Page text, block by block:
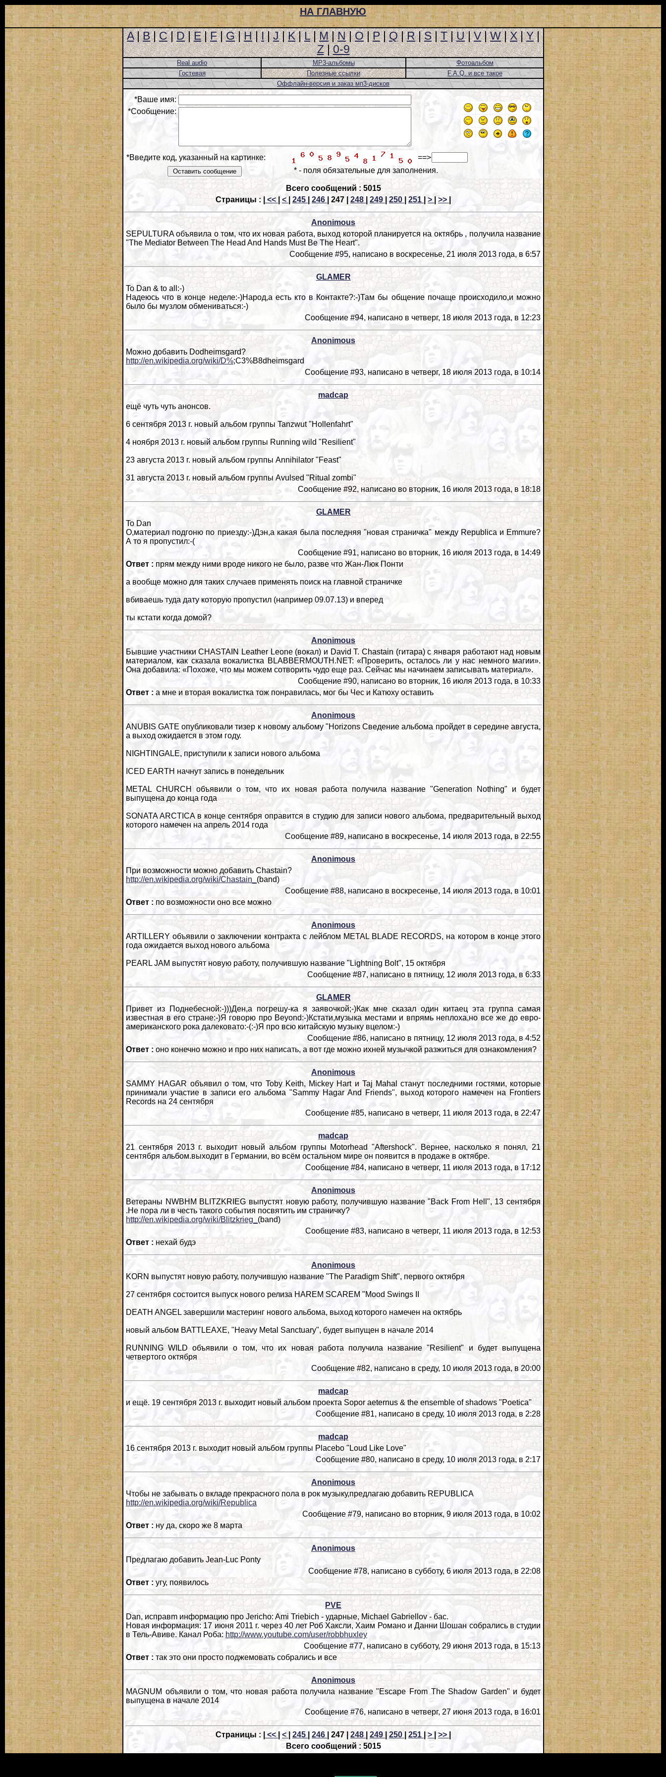
НА ГЛАВНУЮ
A|B|C|D|E|F|G|H|I|J|K|L|M|N|O|P|Q|R|S|T|U|V|W|X|Y|
Z|0-9
Real audio MP3-альбомы
Фотоальбом
Гостевая
Полезные ссылки
F.A.Q. и все такое
Оффлайн-версия и заказ мп3-дисков
*Ваше имя:
*Сообщение:
*Введите код, указанный на картинке:
==>
* - поля обязательные для заполнения.
Всего сообщений : 5015
Страницы : |
<< |< 245 246 247 | 248 249 250 251 |> >>
Anonimous
SEPULTURA объявила о том, что их новая работа, выход которой планируется на октябрь , получила название
"The Mediator Between The Head And Hands Must Be The Heart".
Сообщение #95, написано в воскресенье, 21 июля 2013 года, в 6:57
GLAMER
To Dan & to all:-)
Надеюсь что в конце неделе:-)Народ,а есть кто в Контакте?:-)Там бы общение почаще происходило,и можно
было бы музлом обмениваться:-)
Сообщение #94, написано в четверг, 18 июля 2013 года, в 12:23
Anonimous
Можно добавить Dodheimsgard?
http://en.wikipedia.org/wiki/D%;C3%B8dheimsgard
Сообщение #93, написано в четверг, 18 июля 2013 года, в 10:14
madcap
ещё чуть чуть анонсов.
6 сентября 2013 г. новый альбом группы Tanzwut "Hollenfahrt"
4 ноября 2013 г. новый альбом группы Running wild "Resilient"
23 августа 2013 г. новый альбом группы Annihilator "Feast"
31 августа 2013 г. новый альбом группы Avulsed "Ritual zombi"
Сообщение #92, написано во вторник, 16 июля 2013 года, в 18:18
GLAMER
To Dan
О,материал подгоню по приезду:-)Дэн,а какая была последняя "новая страничка" между Republica и Emmure?
А то я пропустил:-(
Сообщение #91, написано во вторник, 16 июля 2013 года, в 14:49
Ответ : прям между ними вроде никого не было, разве что Жан-Люк Понти
а вообще можно для таких случаев применять поиск на главной страничке
вбиваешь туда дату которую пропустил (например 09.07.13) и вперед
ты кстати когда домой?
Anonimous
Бывшие участники CHASTAIN Leather Leone (вокал) и David T. Chastain (гитара) с января работают над новым
материалом, как сказала вокалистка BLABBERMOUTH.NET: «Проверить, осталось ли у нас немного магии».
Она добавила: «Похоже, что мы можем сотворить чудо еще раз. Сейчас мы начинаем записывать материал».
Сообщение #90, написано во вторник, 16 июля 2013 года, в 10:33
Ответ : а мне и вторая вокалистка тож понравилась, мог бы Чес и Катюху оставить
Anonimous
ANUBIS GATE опубликовали тизер к новому альбому "Horizons Сведение альбомa пройдет в середине августа,
а выход ожидается в этом году.
NIGHTINGALE, приступили к записи нового альбома
ICED EARTH начнут запись в понедельник
METAL CHURCH объявили о том, что их новая работа получила название "Generation Nothing" и будет
выпущена до конца года
SONATA ARCTICA в конце сентября оправится в студию для записи нового альбома, предварительный выход
которого намечен на апрель 2014 года
Сообщение #89, написано в воскресенье, 14 июля 2013 года, в 22:55
Anonimous
При возможности можно добавить Chastain?
http://en.wikipedia.org/wiki/Chastain_ (band)
Сообщение #88, написано в воскресенье, 14 июля 2013 года, в 10:01
Ответ : по возможности оно все можно
Anonimous
ARTILLERY объявили о заключении контракта с лейблом METAL BLADE RECORDS, на котором в конце этого
года ожидается выход нового альбома
PEARL JAM выпустят новую работу, получившую название "Lightning Bolt", 15 октября
Сообщение #87, написано в пятницу, 12 июля 2013 года, в 6:33
GLAMER
Привет из Поднебесной:-)))Ден,а погрешу-ка я заявочкой;-)Как мне сказал один китаец эта группа самая
известная в его стране:-)Я говорю про Beyond:-)Кстати,музыка местами и впрямь неплоха,но все же до евро-
американского рока далековато:-(:-)Я про всю китайскую музыку вцелом:-)
Сообщение #86, написано в пятницу, 12 июля 2013 года, в 4:52
Ответ : оно конечно можно и про них написать, а вот где можно ихней музычкой разжиться для ознакомления?
Anonimous
SAMMY HAGAR объявил о том, что Toby Keith, Mickey Hart и Taj Mahal станут последними гостями, которые
принимали участие в записи его альбома "Sammy Hagar And Friends", выход которого намечен на Frontiers
Records на 24 сентября
Сообщение #85, написано в четверг, 11 июля 2013 года, в 22:47
madcap
21 сентября 2013 г. выходит новый альбом группы Motorhead "Aftershock". Вернее, насколько я понял, 21
сентября альбом.выходит в Германии, во всём остальном мире он появится в продаже в октябре.
Сообщение #84, написано в четверг, 11 июля 2013 года, в 17:12
Anonimous
Ветераны NWBHM BLITZKRIEG выпустят новую работу, получившую название "Back From Hell", 13 сентября
.Не пора ли в честь такого события посвятить им страничку?
http://en.wikipedia.org/wiki/Blitzkrieg_ (band)
Сообщение #83, написано в четверг, 11 июля 2013 года, в 12:53
Ответ : нехай будэ
Anonimous
KORN выпустят новую работу, получившую название "The Paradigm Shift", первого октября
27 сентября состоится выпуск нового релиза HAREM SCAREM "Mood Swings II
DEATH ANGEL завершили мастеринг нового альбома, выход которого намечен на октябрь
новый альбом BATTLEAXE, "Heavy Metal Sanctuary", будет выпущен в начале 2014
RUNNING WILD объявили о том, что их новая работа получила название "Resilient" и будет выпущена
четвертого октября
Сообщение #82, написано в среду, 10 июля 2013 года, в 20:00
madcap
и ещё. 19 сентября 2013 г. выходит новый альбом проекта Sopor aeternus & the ensemble of shadows "Poetica"
Сообщение #81, написано в среду, 10 июля 2013 года, в 2:28
madcap
16 сентября 2013 г. выходит новый альбом группы Placebo "Loud Like Love"
Сообщение #80, написано в среду, 10 июля 2013 года, в 2:17
Anonimous
Чтобы не забывать о вкладе прекрасного пола в рок музыку,предлагаю добавить REPUBLICA
http://en.wikipedia.org/wiki/Republica
Сообщение #79, написано во вторник, 9 июля 2013 года, в 10:02
Ответ : ну да, скоро же 8 марта
Anonimous
Предлагаю добавить Jean-Luc Ponty
Сообщение #78, написано в субботу, 6 июля 2013 года, в 22:08
Ответ : угу, появилось
PVE
Dan, исправm информацию про Jericho: Ami Triebich - ударные, Michael Gabriellov - бас.
Новая информация: 17 июня 2011 г. через 40 лет Роб Хаксли, Хаим Романо и Данни Шошан собрались в студии
в Тель-Авиве. Канал Роба: http://www.youtube.com/user/robbhuxley
Сообщение #77, написано в субботу, 29 июня 2013 года, в 15:13
Ответ : так это они просто поджемовать собрались и все
Anonimous
MAGNUM объявили о том, что новая работа получила название "Escape From The Shadow Garden" и будет
выпущена в начале 2014
Сообщение #76, написано в четверг, 27 июня 2013 года, в 16:01
Страницы : | << |< 245 246 247 | 248 249 250 251 > >>
Всего сообщений : 5015